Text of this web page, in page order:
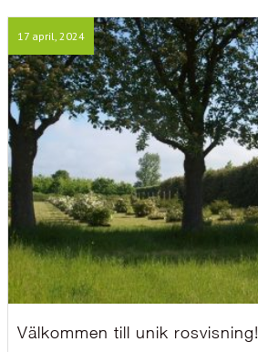
17 april, 2024
Välkommen till unik rosvisning!